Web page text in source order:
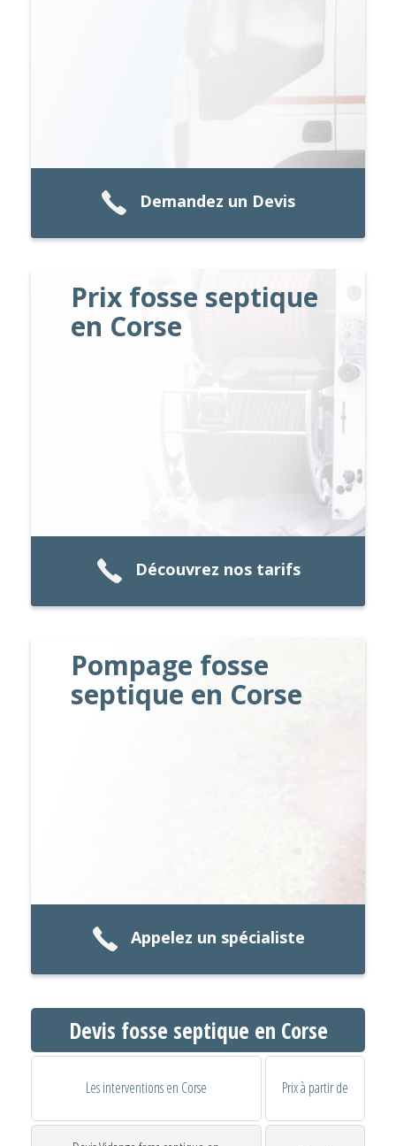
Demandez un Devis
Prix fosse septique
en Corse
Découvrez nos tarifs
Pompage fosse
septique en Corse
Appelez un spécialiste
Devis fosse septique en Corse
Les interventions en Corse Prix à partir de